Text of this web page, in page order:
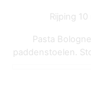
Rijping
Pasta
paddenstoelen.